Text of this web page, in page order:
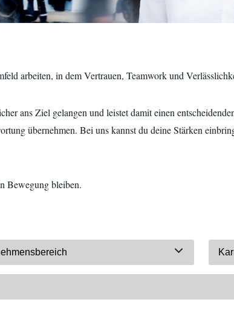
arbeiten, in dem Vertrauen, Teamwork und
ans Ziel gelangen und leistet damit einen
übernehmen. Bei uns kannst du deine Stärken
Bewegung bleiben.